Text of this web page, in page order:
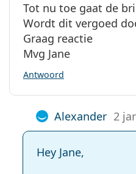
Tot nu toe gaat de
Wordt dit vergoed
Graag reactie
Mvg Jane
Antwoord
Alexander 2
Hey Jane,